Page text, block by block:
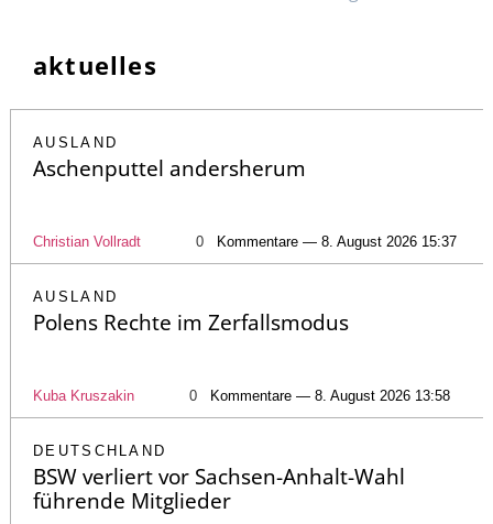
aktuelles
AUSLAND
Aschenputtel andersherum
Christian Vollradt 0 Kommentare — 8. August 2026 15:37
AUSLAND
Polens Rechte im Zerfallsmodus
Kuba Kruszakin 0 Kommentare — 8. August 2026 13:58
DEUTSCHLAND
BSW verliert vor Sachsen-Anhalt-Wahl
führende Mitglieder